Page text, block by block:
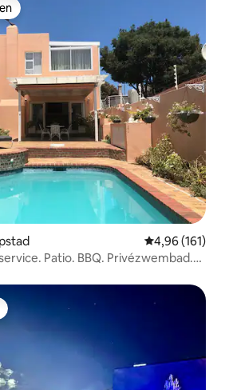
Gemiddelde
4,96 (161)
Patio. BBQ. Privézwembad.